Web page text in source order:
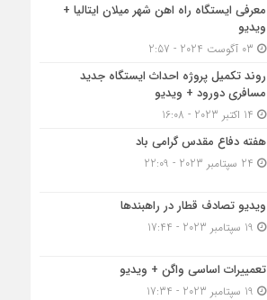
معرفی ایستگاه راه اهن شهر میلان ایتالیا +
ویدیو
روند تکمیل پروژه احداث ایستگاه جدید
مسافری دورود + ویدیو
هفته دفاع مقدس گرامی باد
ویدیو تصادف قطار در راهبندها
تعمییرات اساسی واگن + ویدیو